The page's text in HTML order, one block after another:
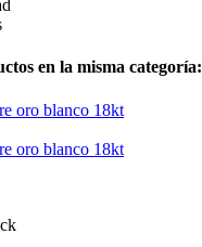
en la misma categoría: